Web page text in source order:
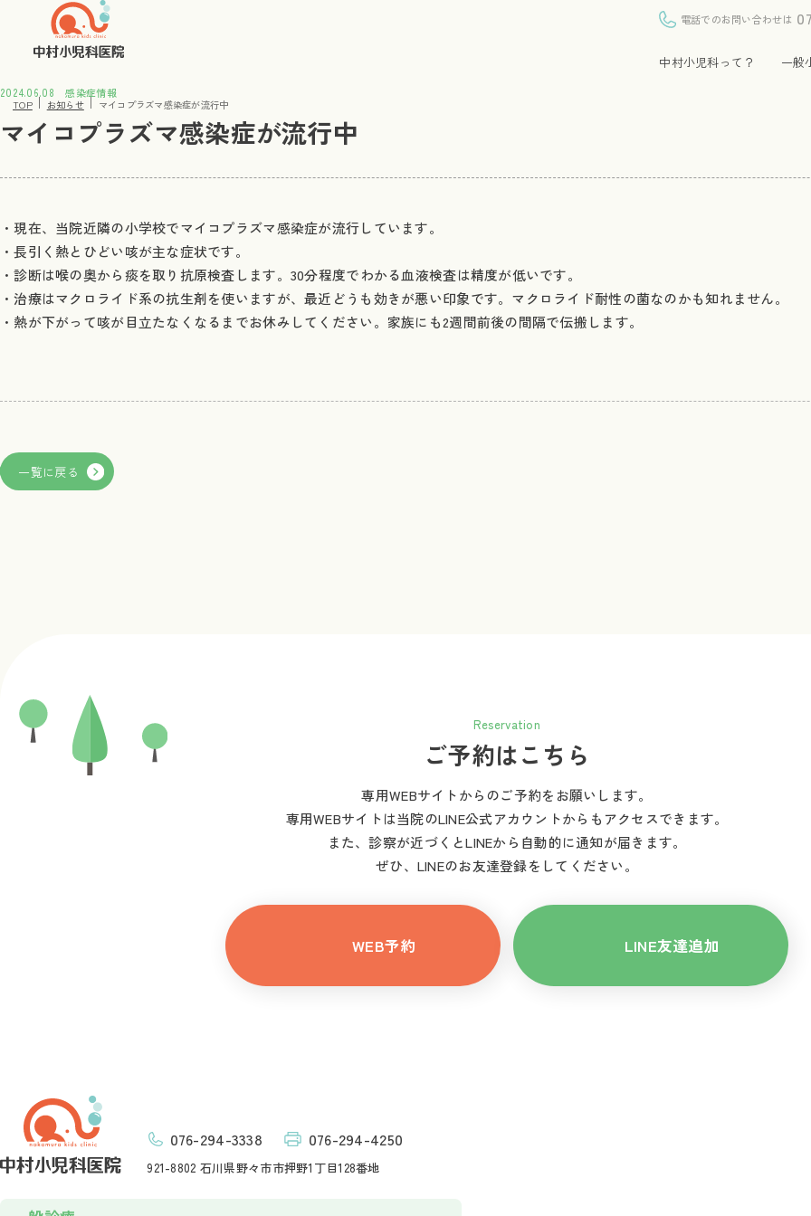
電話でのお問い合わせは
中村小児科って？ 一般
TOP お知らせ マイコプラズマ感染症が流行中
2024.06.08 感染症情報
マイコプラズマ感染症が流行中
・現在、当院近隣の小学校でマイコプラズマ感染症が流行しています。
・長引く熱とひどい咳が主な症状です。
・診断は喉の奥から痰を取り抗原検査します。30分程度でわかる血液検査は精度が低いです。
・治療はマクロライド系の抗生剤を使いますが、最近どうも効きが悪い印象です。マクロライド耐性の菌なのかも知れません。
・熱が下がって咳が目立たなくなるまでお休みしてください。家族にも2週間前後の間隔で伝搬します。
前の投稿
一覧に戻る
Reservation
ご予約はこちら
専用WEBサイトからのご予約をお願いします。
専用WEBサイトは当院のLINE公式アカウントからもアクセスできます。
また、診察が近づくとLINEから自動的に通知が届きます。
ぜひ、LINEのお友達登録をしてください。
WEB予約 LINE友達追加
076-294-3338 076-294-4250
921-8802 石川県野々市市押野1丁目128番地